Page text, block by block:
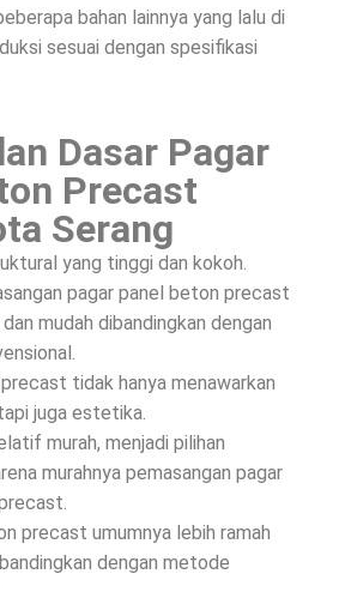
bahan lainnya yang lalu di
sesuai dengan spesifikasi
Dasar Pagar
Precast
Serang
yang tinggi dan kokoh.
pagar panel beton precast
mudah dibandingkan dengan
tidak hanya menawarkan
juga estetika.
murah, menjadi pilihan
murahnya pemasangan pagar
precast umumnya lebih ramah
dengan metode